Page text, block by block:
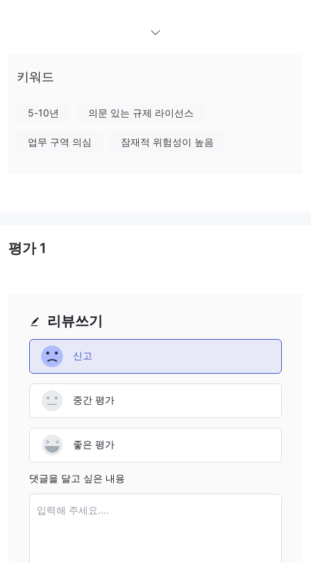
지고 있다고 거짓 주장합니다. 이 브로커는 보장된 자금, 분리된 계
다. 또한,규제 감독이 없습니다 .
UNIQUE FXTRADE에서 무엇을 거래할 수 있나요?
리지
1:500
증폭시킬 수 있게 합니다. 그러나 초보자에게는 더 많은 손실을 야기
키워드
5-10년 의문 있는 규제 라이선스
업무 구역 의심 잠재적 위험성이 높음
리뷰쓰기
신고
중간 평가
좋은 평가
댓글을 달고 싶은 내용
입력해 주세요....
평가1